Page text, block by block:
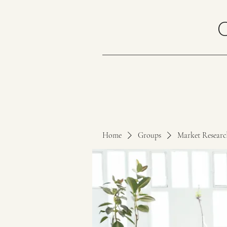
Home Groups Market